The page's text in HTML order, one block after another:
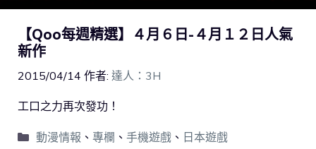
【Qoo每週精選】４月６日-４月１２日人氣
新作
2015/04/14 作者: 達人：3H
工口之力再次發功！
動漫情報 、 專欄 、 手機遊戲、 日本遊戲